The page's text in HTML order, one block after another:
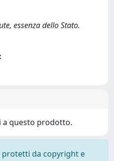
essenza dello Stato.
a questo prodotto.
protetti da copyright e